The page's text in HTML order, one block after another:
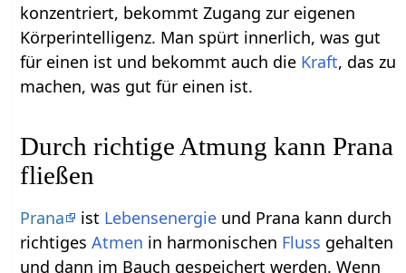
konzentriert, bekommt Zugang zur eigenen
Körperintelligenz. Man spürt innerlich, was gut
für einen ist und bekommt auch die Kraft, das zu
machen, was gut für einen ist.
Durch richtige Atmung kann Prana
fließen
Prana ist Lebensenergie und Prana kann durch
richtigesAtmen in harmonischen Fluss gehalten
und dann im Bauch gespeichert werden. Wenn